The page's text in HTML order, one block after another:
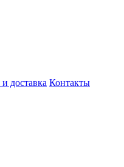
доставка Контакты